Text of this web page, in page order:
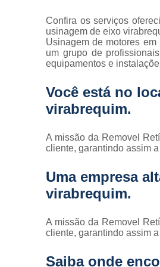
Confira os serviços
usinagem de eixo
Usinagem de motores
um grupo de
equipamentos e
Você está no
virabrequim.
A missão da Removel
cliente, garantindo assim
Uma empresa
virabrequim.
A missão da Removel
cliente, garantindo assim
Saiba onde